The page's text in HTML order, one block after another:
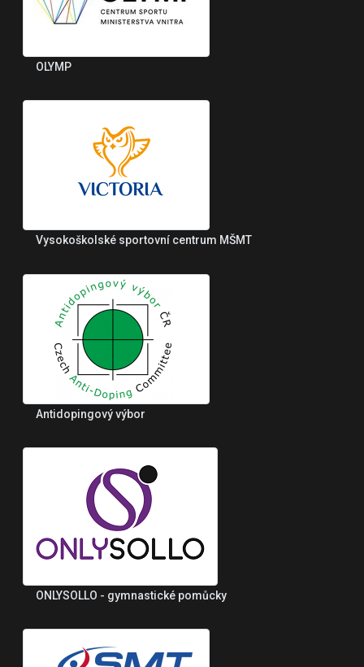
OLYMP
Vysokoškolské sportovní centrum MŠMT
Antidopingový výbor
ONLYSOLLO - gymnastické pomůcky